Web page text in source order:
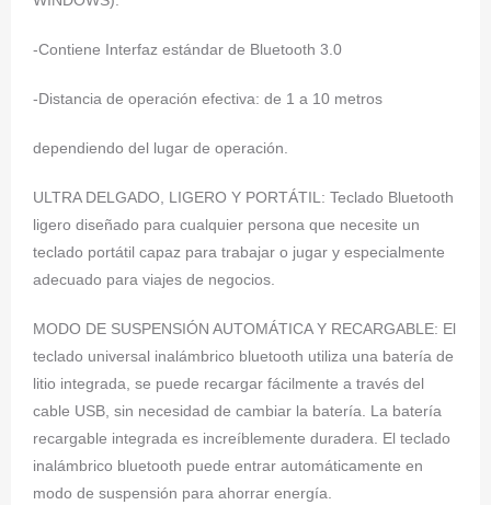
-Contiene Interfaz estándar de Bluetooth 3.0
-Distancia de operación efectiva: de 1 a 10 metros
dependiendo del lugar de operación.
ULTRA DELGADO, LIGERO Y PORTÁTIL: Teclado Bluetooth
ligero diseñado para cualquier persona que necesite un
teclado portátil capaz para trabajar o jugar y especialmente
adecuado para viajes de negocios.
MODO DE SUSPENSIÓN AUTOMÁTICA Y RECARGABLE: El
teclado universal inalámbrico bluetooth utiliza una batería de
litio integrada, se puede recargar fácilmente a través del
cable USB, sin necesidad de cambiar la batería. La batería
recargable integrada es increíblemente duradera. El teclado
inalámbrico bluetooth puede entrar automáticamente en
modo de suspensión para ahorrar energía.